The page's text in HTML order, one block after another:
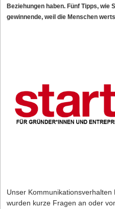
Beziehungen haben. Fünf Tipps, wie
gewinnende, weil die Menschen
Unser
wurden kurze Fragen an oder